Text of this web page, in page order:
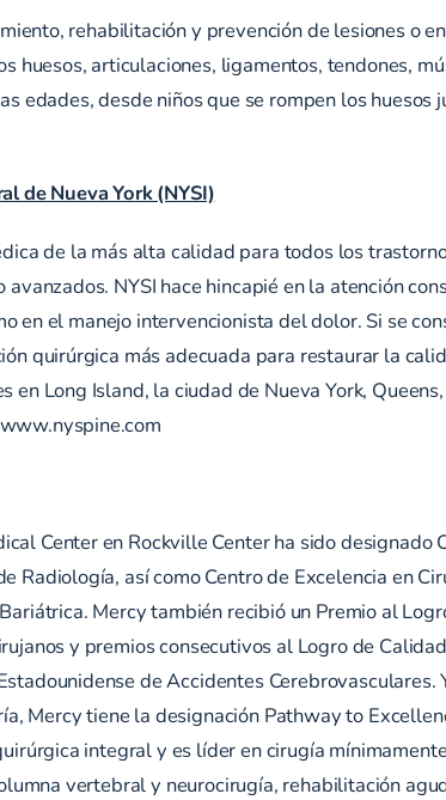
rehabilitación y prevención de lesiones o
huesos, articulaciones, ligamentos, tendones,
edades, desde niños que se rompen los huesos
de Nueva York (NYSI)
de la más alta calidad para todos los
NYSI hace hincapié en la atención
en el manejo intervencionista del dolor. Si se
quirúrgica más adecuada para restaurar la
en Long Island, la ciudad de Nueva York,
Center en Rockville Center ha sido designado
Radiología, así como Centro de Excelencia en
Mercy también recibió un Premio al
y premios consecutivos al Logro de
de Accidentes
Mercy tiene la designación Pathway to
integral y es líder en cirugía
vertebral y neurocirugía, rehabilitación